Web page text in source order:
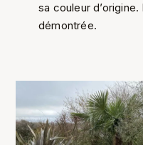
sa couleur
démontrée.